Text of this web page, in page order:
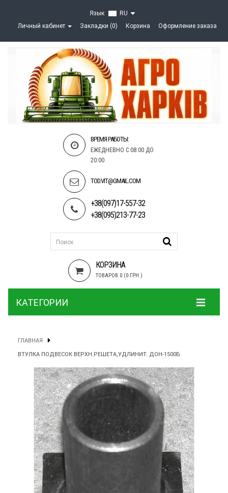
Язык
RU
Личный кабинет
Закладки (0) Корзина Оформление заказа
ВРЕМЯ РАБОТЫ:
ЕЖЕДНЕВНО С 08:00 ДО
20:00
TOD.VIT@GMAIL.COM
+38(097)17-557-32
+38(095)213-77-23
КОРЗИНА
ТОВАРОВ 0 (0 ГРН.)
КАТЕГОРИИ
ГЛАВНАЯ
ВТУЛКА ПОДВЕСОК ВЕРХН.РЕШЕТА,УДЛИНИТ. ДОН-1500Б